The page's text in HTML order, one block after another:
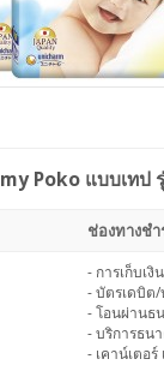
Poko แบบเทป
ช่องทางชำ
- การเก็บเงิ
- บัตรเดบิต/
- โอนผ่านธ
- บริการธน
- เคาน์เตอร์